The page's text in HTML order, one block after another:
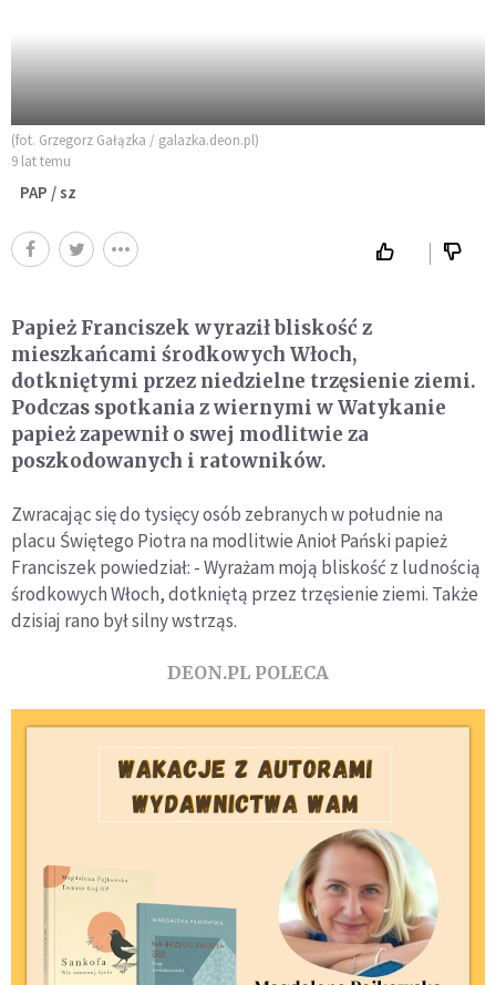
(fot. Grzegorz Gałązka / galazka.deon.pl)
9 lat temu
PAP / sz
Papież Franciszek wyraził bliskość z
mieszkańcami środkowych Włoch,
dotkniętymi przez niedzielne trzęsienie ziemi.
Podczas spotkania z wiernymi w Watykanie
papież zapewnił o swej modlitwie za
poszkodowanych i ratowników.
Zwracając się do tysięcy osób zebranych w południe na
placu Świętego Piotra na modlitwie Anioł Pański papież
Franciszek powiedział: - Wyrażam moją bliskość z ludnością
środkowych Włoch, dotkniętą przez trzęsienie ziemi. Także
dzisiaj rano był silny wstrząs.
DEON.PL POLECA